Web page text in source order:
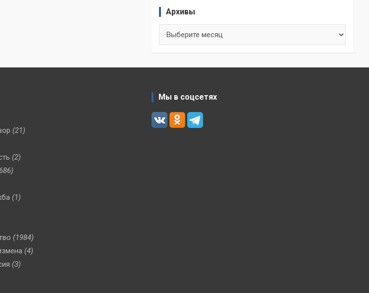
Архивы
(21)
(2)
(1)
(1984)
(4)
(3)
Мы в соцсетях